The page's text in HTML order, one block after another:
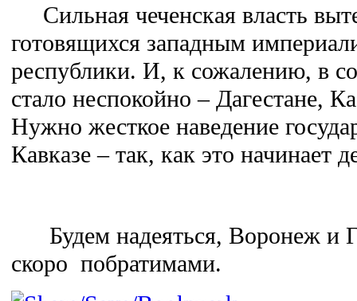
Сильная чеченская власть
готовящихся западным
республики. И, к сожалению, в
стало неспокойно – Дагестане,
Нужно жесткое наведение
Кавказе – так, как это начинает
Будем надеяться, Воронеж и
скоро побратимами.